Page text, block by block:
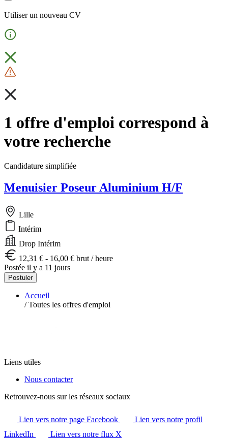
Utiliser un nouveau CV
1 offre d'emploi correspond à
votre recherche
Candidature simplifiée
Menuisier Poseur Aluminium H/F
Lille
Intérim
Drop Intérim
12,31 € - 16,00 € brut / heure
Postée il y a 11 jours
Postuler
Accueil
/ Toutes les offres d'emploi
Liens utiles
Nous contacter
Retrouvez-nous sur les réseaux sociaux
Lien vers notre page Facebook
Lien vers notre profil
LinkedIn
Lien vers notre flux X